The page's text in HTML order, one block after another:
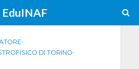
EduINAF
•
DI TORINO•